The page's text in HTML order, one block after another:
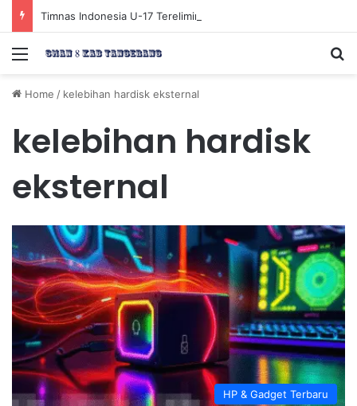
Menu
Home / kelebihan hardisk eksternal
kelebihan hardisk
eksternal
HP & Gadget Terbaru